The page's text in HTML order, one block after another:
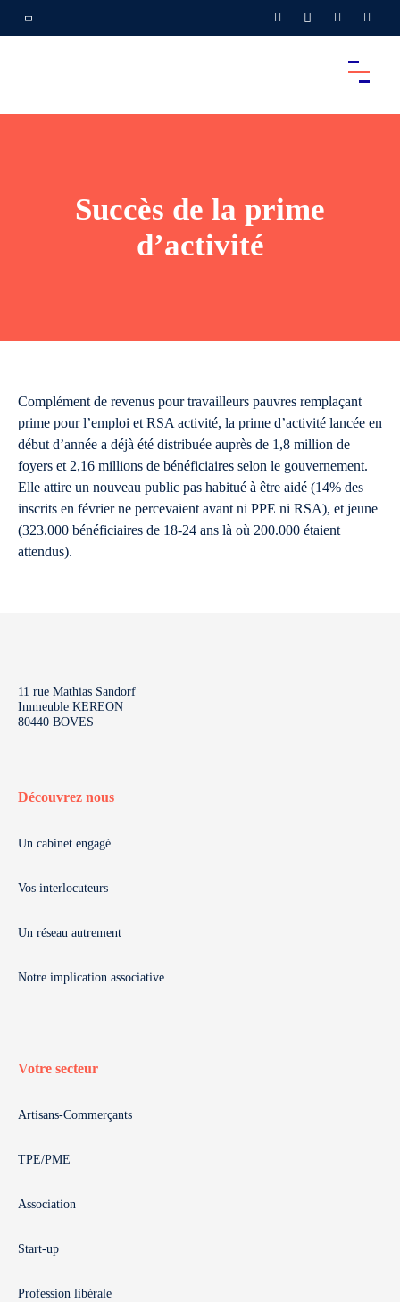
Succès de la prime
d’activité
Complément de revenus pour travailleurs pauvres remplaçant
prime pour l’emploi et RSA activité, la prime d’activité lancée en
début d’année a déjà été distribuée auprès de 1,8 million de
foyers et 2,16 millions de bénéficiaires selon le gouvernement.
Elle attire un nouveau public pas habitué à être aidé (14% des
inscrits en février ne percevaient avant ni PPE ni RSA), et jeune
(323.000 bénéficiaires de 18-24 ans là où 200.000 étaient
attendus).
11 rue Mathias Sandorf
Immeuble KEREON
80440 BOVES
Découvrez nous
Un cabinet engagé
Vos interlocuteurs
Un réseau autrement
Notre implication associative
Votre secteur
Artisans-Commerçants
TPE/PME
Association
Start-up
Profession libérale